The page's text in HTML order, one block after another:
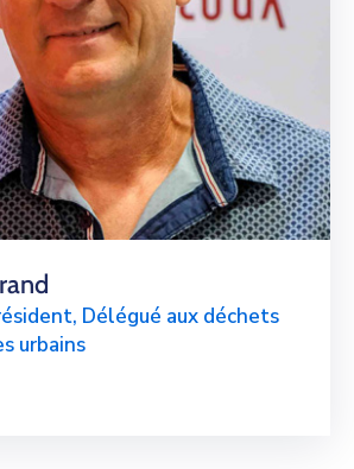
Délégué aux déchets
urbains